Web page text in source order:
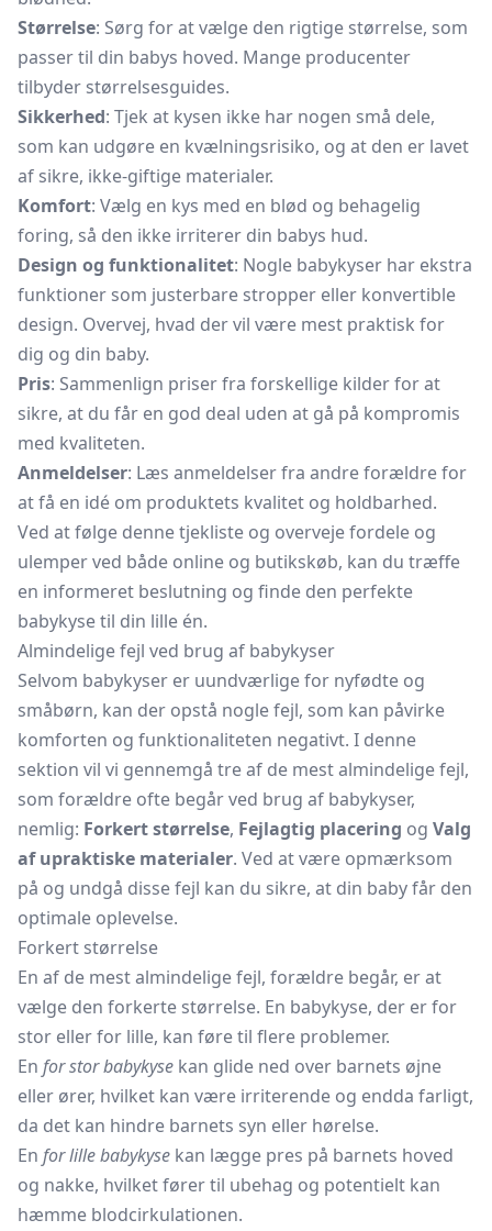
Størrelse: Sørg for at vælge den rigtige størrelse, som
passer til din babys hoved. Mange producenter
tilbyder størrelsesguides.
Sikkerhed: Tjek at kysen ikke har nogen små dele,
som kan udgøre en kvælningsrisiko, og at den er lavet
af sikre, ikke-giftige materialer.
Komfort: Vælg en kys med en blød og behagelig
foring, så den ikke irriterer din babys hud.
Design og funktionalitet: Nogle babykyser har ekstra
funktioner som justerbare stropper eller konvertible
design. Overvej, hvad der vil være mest praktisk for
dig og din baby.
Pris: Sammenlign priser fra forskellige kilder for at
sikre, at du får en god deal uden at gå på kompromis
med kvaliteten.
Anmeldelser: Læs anmeldelser fra andre forældre for
at få en idé om produktets kvalitet og holdbarhed.
Ved at følge denne tjekliste og overveje fordele og
ulemper ved både online og butikskøb, kan du træffe
en informeret beslutning og finde den perfekte
babykyse til din lille én.
Almindelige fejl ved brug af babykyser
Selvom babykyser er uundværlige for nyfødte og
småbørn, kan der opstå nogle fejl, som kan påvirke
komforten og funktionaliteten negativt. I denne
sektion vil vi gennemgå tre af de mest almindelige fejl,
som forældre ofte begår ved brug af babykyser,
nemlig: Forkert størrelse, Fejlagtig placering og Valg
af upraktiske materialer. Ved at være opmærksom
på og undgå disse fejl kan du sikre, at din baby får den
optimale oplevelse.
Forkert størrelse
En af de mest almindelige fejl, forældre begår, er at
vælge den forkerte størrelse. En babykyse, der er for
stor eller for lille, kan føre til flere problemer.
En for stor babykyse kan glide ned over barnets øjne
eller ører, hvilket kan være irriterende og endda farligt,
da det kan hindre barnets syn eller hørelse.
En for lille babykyse kan lægge pres på barnets hoved
og nakke, hvilket fører til ubehag og potentielt kan
hæmme blodcirkulationen.